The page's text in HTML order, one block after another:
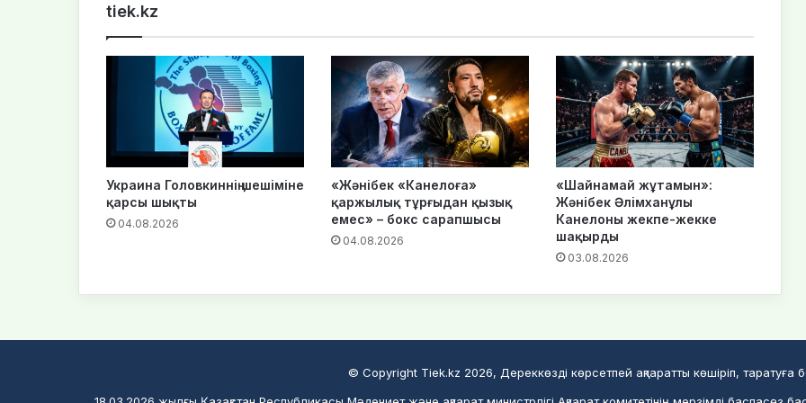
tiek.kz
Украина Головкиннің шешіміне
қарсы шықты
04.08.2026
«Жәнібек «Канелоға»
қаржылық тұрғыдан қызық
емес» – бокс сарапшысы
04.08.2026
«Шайнамай жұтамын»:
Жәнібек Әлімханұлы
Канелоны жекпе-жекке
шақырды
03.08.2026
© Copyright Tiek.kz 2026, Дереккөзді көрсетпей ақпаратты көшіріп, таратуға